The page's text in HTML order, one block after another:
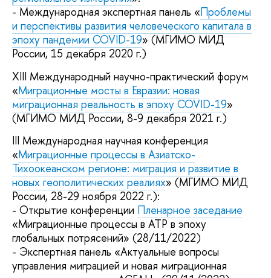
- Международная экспертная панель «Проблемы
и перспективы развития человеческого капитала в
эпоху пандемии COVID-19» (МГИМО МИД
России, 15 декабря 2020 г.)
XIII Международный научно-практический форум
«Миграционные мосты в Евразии: новая
миграционная реальность в эпоху COVID-19»
(МГИМО МИД России, 8-9 декабря 2021 г.)
III Международная научная конференция
«Миграционные процессы в Азиатско-
Тихоокеанском регионе: миграция и развитие в
новых геополитических реалиях» (МГИМО МИД
России, 28-29 ноября 2022 г.):
- Открытие конференции Пленарное заседание
«Миграционные процессы в АТР в эпоху
глобальных потрясений» (28/11/2022)
- Экспертная панель «Актуальные вопросы
управления миграцией и новая миграционная